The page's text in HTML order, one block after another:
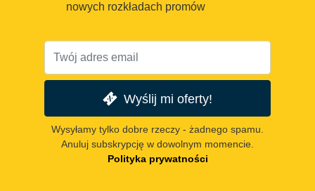
nowych rozkładach promów
Wyślij mi oferty!
Wysyłamy tylko dobre rzeczy - żadnego spamu.
Anuluj subskrypcję w dowolnym momencie.
Polityka prywatności